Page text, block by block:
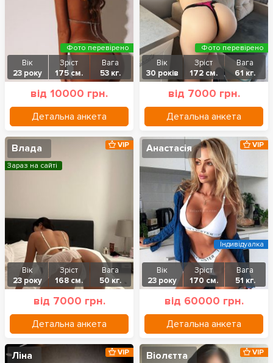
Вік
23 року
Зріст
175 см.
Вага
53 кг.
від 10000 грн.
Детальна анкета
Фото перевірено
Вік
30 років
Зріст
172 см.
Вага
61 кг.
від 7000 грн.
Детальна анкета
Фото перевірено
Влада
Вік
23 року
Зріст
168 см.
Вага
50 кг.
від 7000 грн.
Детальна анкета
VIP
Зараз на сайті
Анастасія
Вік
23 року
Зріст
170 см.
Вага
51 кг.
від 60000 грн.
Детальна анкета
VIP
Індивідуалка
Ліна VIP Віолєтта VIP